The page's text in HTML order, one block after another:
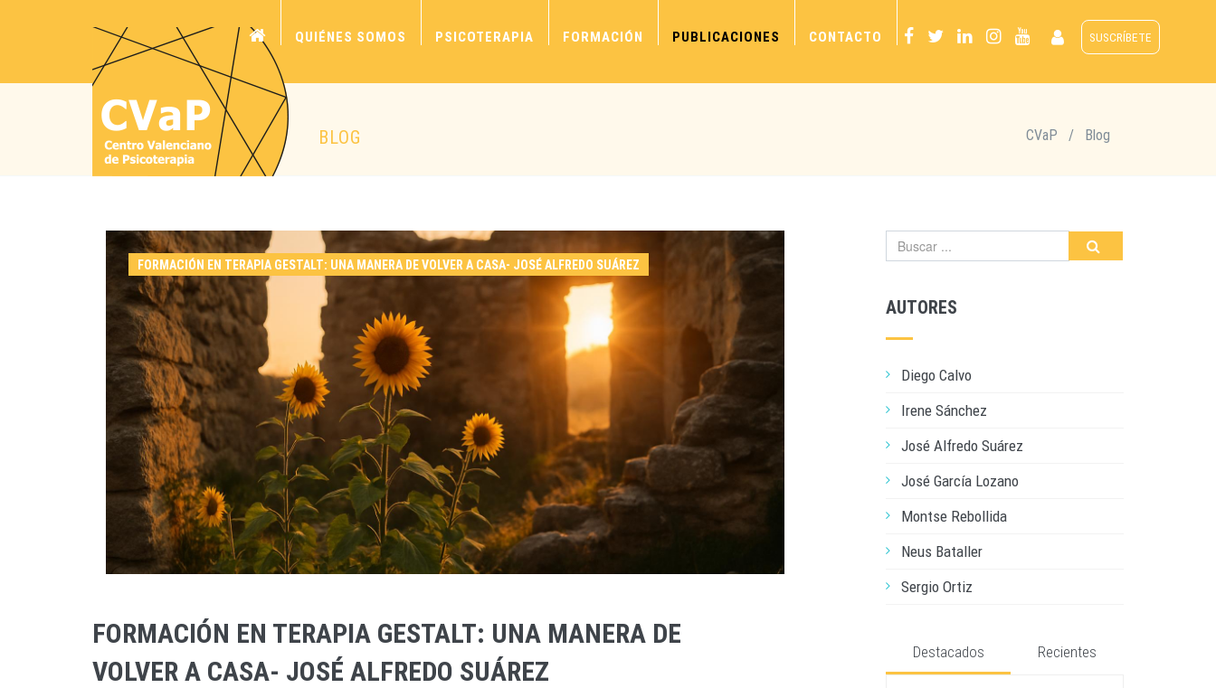
QUIÉNES SOMOS PSICOTERAPIA FORMACIÓN PUBLICACIONES CONTACTO SUSCRÍBETE
BLOG CVaP / Blog
FORMACIÓN EN TERAPIA GESTALT: UNA MANERA DE VOLVER A CASA- JOSÉ ALFREDO SUÁREZ
FORMACIÓN EN TERAPIA GESTALT: UNA MANERA DE
VOLVER A CASA- JOSÉ ALFREDO SUÁREZ
AUTORES
Diego Calvo
Irene Sánchez
José Alfredo Suárez
José García Lozano
Montse Rebollida
Neus Bataller
Sergio Ortiz
Destacados Recientes